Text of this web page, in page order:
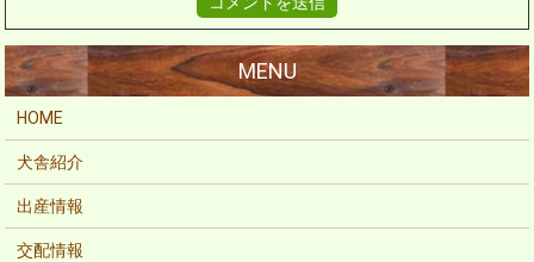
HOME
犬舎紹介
出産情報
交配情報